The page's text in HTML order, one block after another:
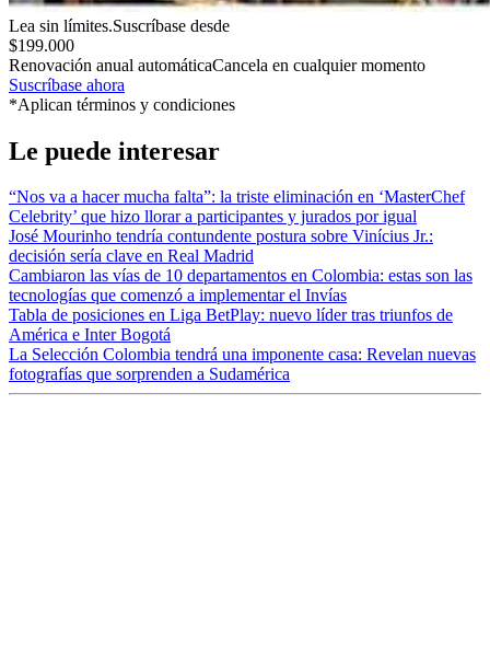
Lea sin límites.Suscríbase desde
$199.000
Renovación anual automáticaCancela en cualquier momento
Suscríbase ahora
*Aplican términos y condiciones
Le puede interesar
“Nos va a hacer mucha falta”: la triste eliminación en ‘MasterChef
Celebrity’ que hizo llorar a participantes y jurados por igual
José Mourinho tendría contundente postura sobre Vinícius Jr.:
decisión sería clave en Real Madrid
Cambiaron las vías de 10 departamentos en Colombia: estas son las
tecnologías que comenzó a implementar el Invías
Tabla de posiciones en Liga BetPlay: nuevo líder tras triunfos de
América e Inter Bogotá
La Selección Colombia tendrá una imponente casa: Revelan nuevas
fotografías que sorprenden a Sudamérica